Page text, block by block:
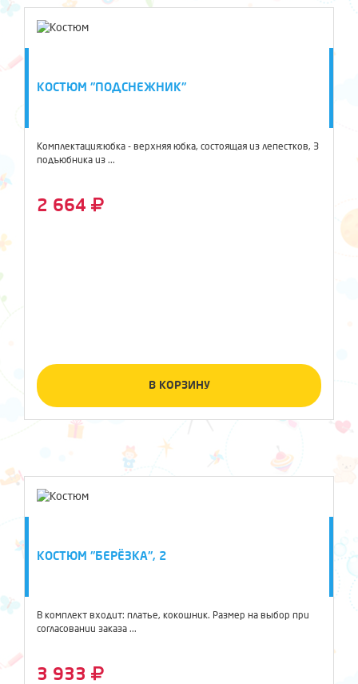
КОСТЮМ "ПОДСНЕЖНИК"
Комплектация:юбка - верхняя юбка, состоящая из лепестков, 3
подъюбника из ...
2 664
В КОРЗИНУ
КОСТЮМ "БЕРЁЗКА", 2
В комплект входит: платье, кокошник. Размер на выбор при
согласовании заказа ...
3 933